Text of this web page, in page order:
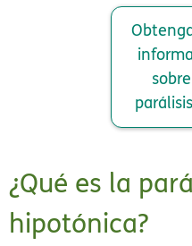
¿Qué es la
hipotónica?